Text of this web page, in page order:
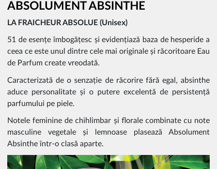
ABSOLUMENT ABSINTHE
LA FRAICHEUR ABSOLUE (Unisex)
51 de esențe îmbogățesc și evidențiază baza de hesperide a
ceea ce este unul dintre cele mai originale și răcoritoare Eau
de Parfum create vreodată.
Caracterizată de o senzație de răcorire fără egal, absinthe
aduce personalitate și o putere excelentă de persistență
parfumului pe piele.
Notele feminine de chihlimbar și florale combinate cu note
masculine vegetale și lemnoase plasează Absolument
Absinthe într-o clasă aparte.